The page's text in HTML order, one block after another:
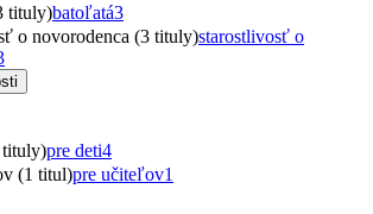
tituly)batoľatá3
o novorodenca (3 tituly)starostlivosť o
tituly)pre deti4
(1 titul)pre učiteľov1